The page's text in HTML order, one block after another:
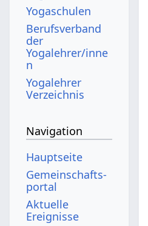
Yogaschulen
Berufsverband
der
Yogalehrer/inne
n
Yogalehrer
Verzeichnis
Navigation
Hauptseite
Gemeinschafts­
portal
Aktuelle
Ereignisse